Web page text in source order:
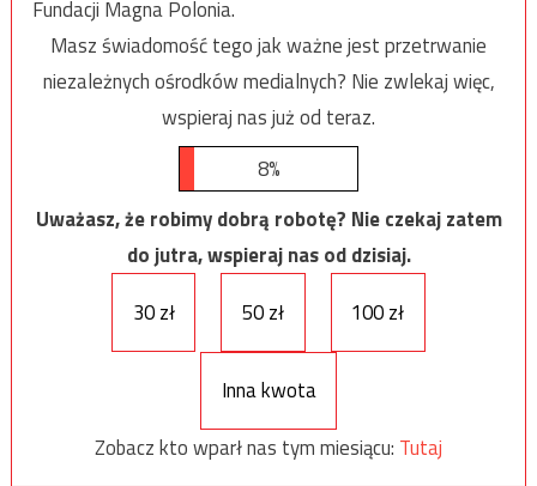
Fundacji Magna Polonia.
Masz świadomość tego jak ważne jest przetrwanie
niezależnych ośrodków medialnych? Nie zwlekaj więc,
wspieraj nas już od teraz.
8%
Uważasz, że robimy dobrą robotę? Nie czekaj zatem
do jutra, wspieraj nas od dzisiaj.
30 zł
50 zł 100 zł
Inna kwota
Zobacz kto wparł nas tym miesiącu: Tutaj